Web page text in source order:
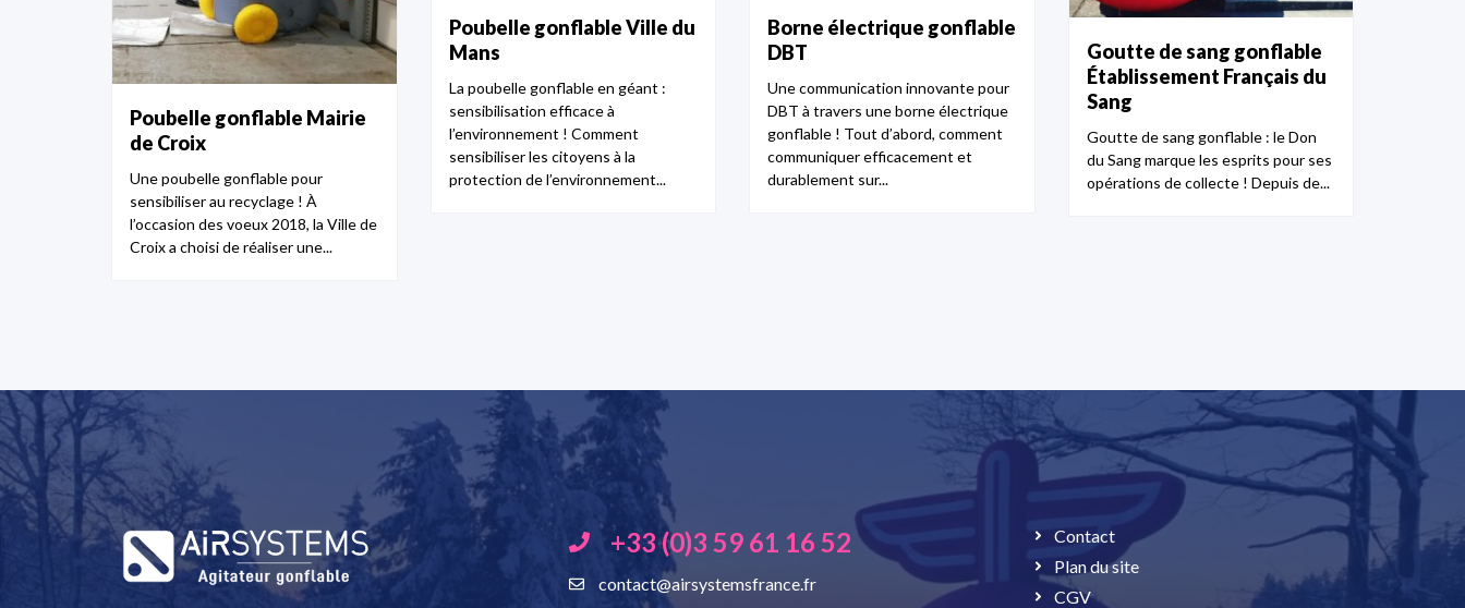
Poubelle gonflable Mairie
de Croix
Une poubelle gonflable pour
sensibiliser au recyclage ! À
l’occasion des voeux 2018, la Ville de
Croix a choisi de réaliser une...
Poubelle gonflable Ville du
Mans
La poubelle gonflable en géant :
sensibilisation efficace à
l’environnement ! Comment
sensibiliser les citoyens à la
protection de l’environnement...
Borne électrique gonflable
DBT
Une communication innovante pour
DBT à travers une borne électrique
gonflable ! Tout d’abord, comment
communiquer efficacement et
durablement sur...
Goutte de sang gonflable
Établissement Français du
Sang
Goutte de sang gonflable : le Don
du Sang marque les esprits pour ses
opérations de collecte ! Depuis de...
+33 (0)3 59 61 16 52
contact@airsystemsfrance.fr
Contact
Plan du site
CGV